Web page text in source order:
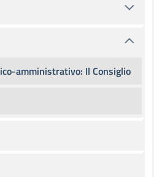
amministrativo: Il Consiglio